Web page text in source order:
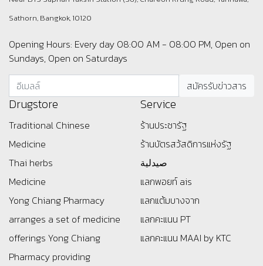
Sathorn, Bangkok, 10120
Opening Hours: Every day 08:00 AM - 08:00 PM, Open on
Sundays, Open on Saturdays
Drugstore
Traditional Chinese
Medicine
Thai herbs
Medicine
Yong Chiang Pharmacy
arranges a set of medicine
offerings Yong Chiang
Pharmacy providing
Service
ร้านประชารัฐ
ร้านบัตรสว้สดิการแห่งรัฐ
صيدلية
แลกพอยท์ ais
แลกแต้มบางจาก
แลกคะแนน PT
แลกคะแนน MAAI by KTC